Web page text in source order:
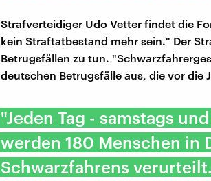
Strafverteidiger Udo Vetter findet die
kein Straftatbestand mehr sein." Der
Betrugsfällen zu tun.
deutschen Betrugsfälle aus, die vor die
"Jeden Tag - samstags
werden 180 Menschen in
Schwarzfahrens